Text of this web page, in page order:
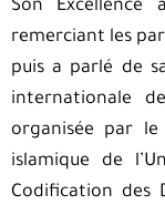
Son
remerciant les
puis a parlé de
internationale
organisée par le
islamique de
Codification des